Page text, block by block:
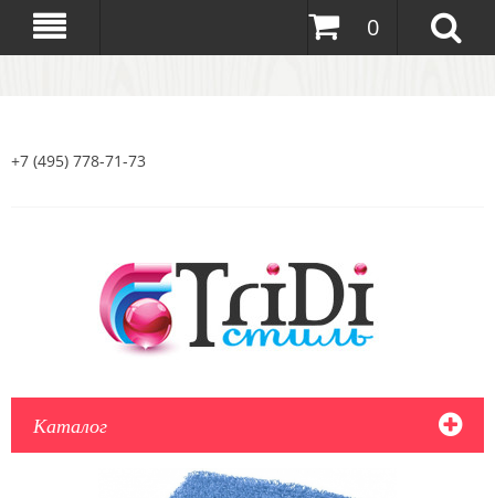
0
+7 (495) 778-71-73
Каталог